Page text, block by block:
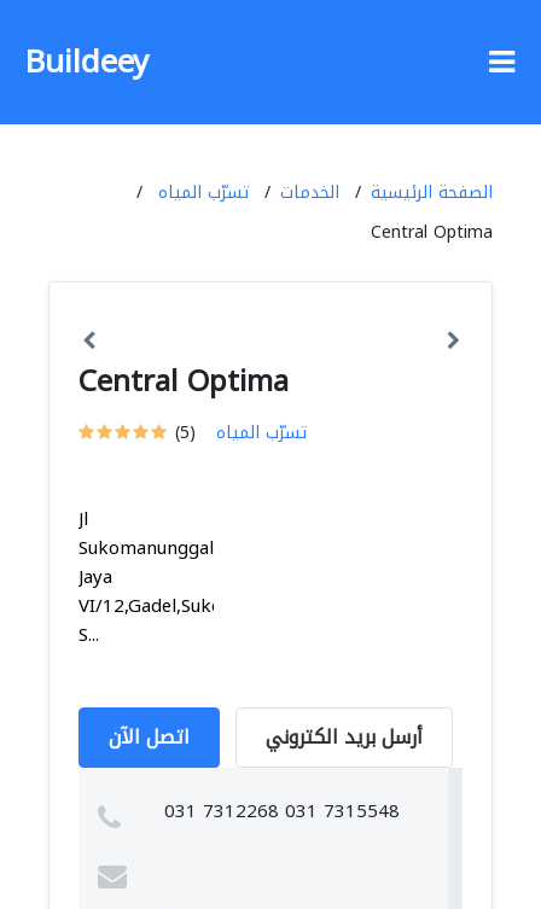
Buildeey
الصفحة الرئيسية الخدمات
تسرّب المياه
Central Optima
Central Optima
(5) تسرّب المياه
Jl
Sukomanunggal
Jaya
VI/12,Gadel,Sukomanunggal,
S...
اتصل الآن أرسل بريد الكتروني
031 7312268 031 7315548